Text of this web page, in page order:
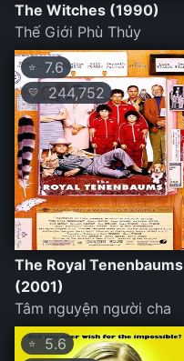
The Witches (1990)
Thế Giới Phù Thủy
⭐ 7.6
💛 244,752
The Royal Tenenbaums
(2001)
Tâm nguyện người cha
⭐ 5.6